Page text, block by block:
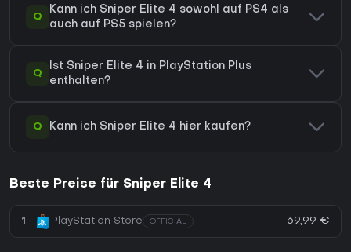
Q
Kann ich Sniper Elite 4 sowohl auf PS4 als
auch auf PS5 spielen?
Q
Ist Sniper Elite 4 in PlayStation Plus
enthalten?
Q Kann ich Sniper Elite 4 hier kaufen?
Beste Preise für Sniper Elite 4
1 PlayStation Store OFFICIAL 69,99 €